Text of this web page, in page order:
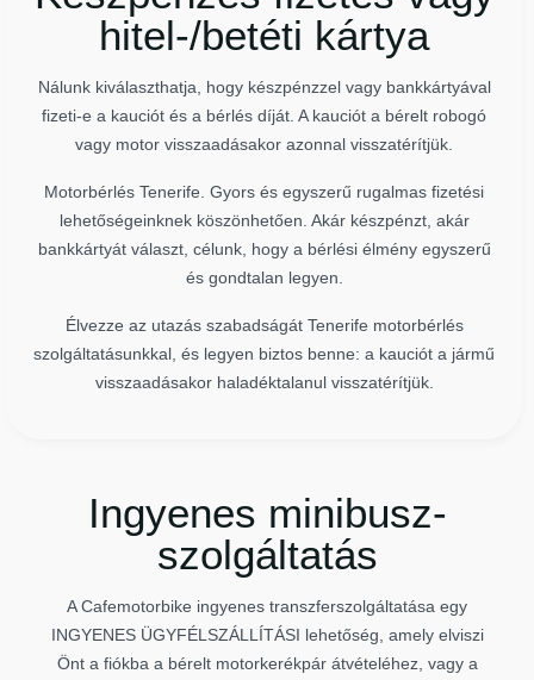
hitel-/betéti kártya
Nálunk kiválaszthatja, hogy készpénzzel vagy bankkártyával
fizeti-e a kauciót és a bérlés díját. A kauciót a bérelt robogó
vagy motor visszaadásakor azonnal visszatérítjük.
Motorbérlés Tenerife. Gyors és egyszerű rugalmas fizetési
lehetőségeinknek köszönhetően. Akár készpénzt, akár
bankkártyát választ, célunk, hogy a bérlési élmény egyszerű
és gondtalan legyen.
Élvezze az utazás szabadságát Tenerife motorbérlés
szolgáltatásunkkal, és legyen biztos benne: a kauciót a jármű
visszaadásakor haladéktalanul visszatérítjük.
Ingyenes minibusz-
szolgáltatás
A Cafemotorbike ingyenes transzferszolgáltatása egy
INGYENES ÜGYFÉLSZÁLLÍTÁSI lehetőség, amely elviszi
Önt a fiókba a bérelt motorkerékpár átvételéhez, vagy a